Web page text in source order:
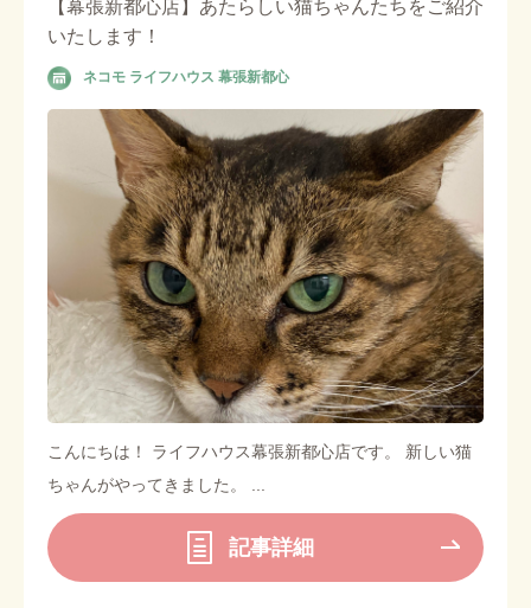
【幕張新都心店】あたらしい猫ちゃんたちをご紹介
いたします！
ネコモ ライフハウス 幕張新都心
こんにちは！ ライフハウス幕張新都心店です。 新しい猫
ちゃんがやってきました。 ...
記事詳細